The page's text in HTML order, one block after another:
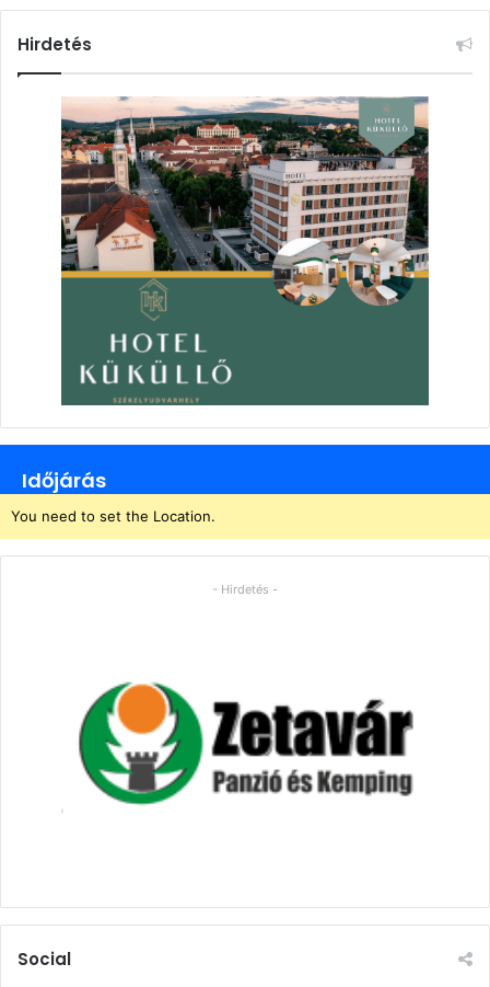
Hirdetés
Időjárás
You need to set the Location.
- Hirdetés -
Social